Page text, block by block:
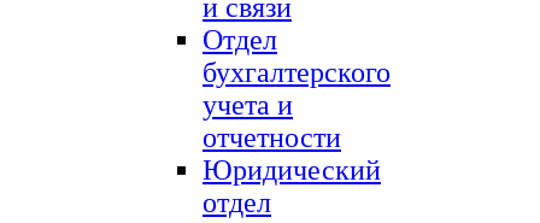
и связи
Отдел
бухгалтерского
учета и
отчетности
Юридический
отдел